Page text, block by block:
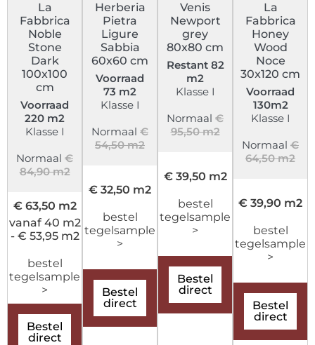
La
Fabbrica
Noble
Stone
Dark
100x100
cm
Voorraad
220 m2
Klasse I
Normaal €
84,90 m2
€ 63,50 m2
vanaf 40 m2
- € 53,95 m2
bestel
tegelsample
>
Bestel
direct
Herberia
Pietra
Ligure
Sabbia
60x60 cm
Voorraad
73 m2
Klasse I
Normaal €
54,50 m2
€ 32,50 m2
bestel
tegelsample
>
Bestel
direct
Venis
Newport
grey
80x80 cm
Restant 82
m2
Klasse I
Normaal €
95,50 m2
€ 39,50 m2
bestel
tegelsample
>
Bestel
direct
La
Fabbrica
Honey
Wood
Noce
30x120 cm
Voorraad
130m2
Klasse I
Normaal €
64,50 m2
€ 39,90 m2
bestel
tegelsample
>
Bestel
direct